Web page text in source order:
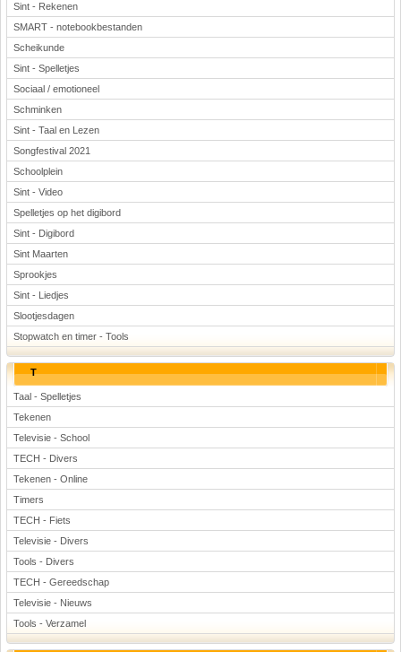
Sint - Rekenen
SMART - notebookbestanden
Scheikunde
Sint - Spelletjes
Sociaal / emotioneel
Schminken
Sint - Taal en Lezen
Songfestival 2021
Schoolplein
Sint - Video
Spelletjes op het digibord
Sint - Digibord
Sint Maarten
Sprookjes
Sint - Liedjes
Slootjesdagen
Stopwatch en timer - Tools
T
Taal - Spelletjes
Tekenen
Televisie - School
TECH - Divers
Tekenen - Online
Timers
TECH - Fiets
Televisie - Divers
Tools - Divers
TECH - Gereedschap
Televisie - Nieuws
Tools - Verzamel